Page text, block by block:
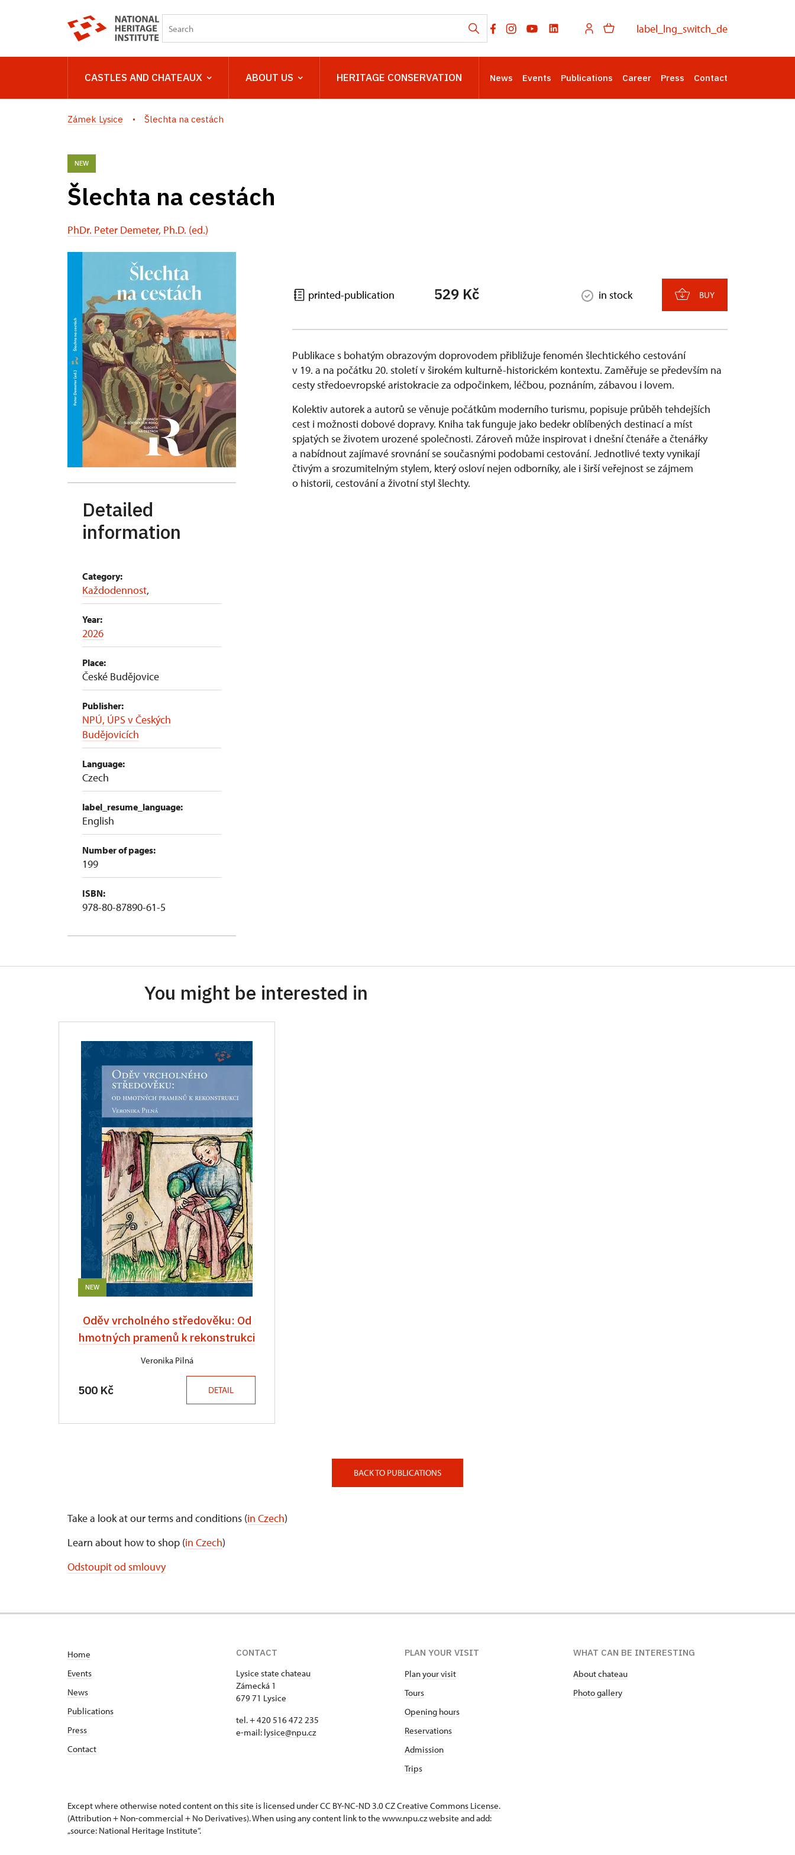
label_lng_switch_de
CASTLES AND CHATEAUX ABOUT US HERITAGE CONSERVATION News Events Publications Career Press Contact
Zámek Lysice Šlechta na cestách
NEW
Šlechta na cestách
PhDr. Peter Demeter, Ph.D. (ed.)
Detailed
information
Category:
Každodennost,
Year:
2026
Place:
České Budějovice
Publisher:
NPÚ, ÚPS v Českých
Budějovicích
Language:
Czech
label_resume_language:
English
Number of pages:
199
ISBN:
978-80-87890-61-5
printed-publication 529 Kč in stock BUY
Publikace s bohatým obrazovým doprovodem přibližuje fenomén šlechtického cestování
v 19. a na počátku 20. století v širokém kulturně-historickém kontextu. Zaměřuje se především na
cesty středoevropské aristokracie za odpočinkem, léčbou, poznáním, zábavou i lovem.
Kolektiv autorek a autorů se věnuje počátkům moderního turismu, popisuje průběh tehdejších
cest i možnosti dobové dopravy. Kniha tak funguje jako bedekr oblíbených destinací a míst
spjatých se životem urozené společnosti. Zároveň může inspirovat i dnešní čtenáře a čtenářky
a nabídnout zajímavé srovnání se současnými podobami cestování. Jednotlivé texty vynikají
čtivým a srozumitelným stylem, který osloví nejen odborníky, ale i širší veřejnost se zájmem
o historii, cestování a životní styl šlechty.
You might be interested in
NEW
Oděv vrcholného středověku: Od
hmotných pramenů k rekonstrukci
Veronika Pilná
500 Kč DETAIL
BACK TO PUBLICATIONS
Take a look at our terms and conditions (in Czech)
Learn about how to shop (in Czech)
Odstoupit od smlouvy
Home
Events
News
Publications
Press
Contact
CONTACT
Lysice state chateau
Zámecká 1
679 71 Lysice
tel. + 420 516 472 235
e-mail: ​lysice@npu.cz
PLAN YOUR VISIT
Plan your visit
Tours
Opening hours
Reservations
Admission
Trips
WHAT CAN BE INTERESTING
About chateau
Photo gallery
Except where otherwise noted content on this site is licensed under CC BY-NC-ND 3.0 CZCreative Commons License.
(Attribution + Non-commercial + No Derivatives). When using any content link to the www.npu.cz website and add:
„source: National Heritage Institute“.